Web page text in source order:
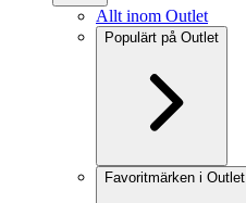
Allt inom Outlet
Populärt på Outlet
Favoritmärken i Outlet